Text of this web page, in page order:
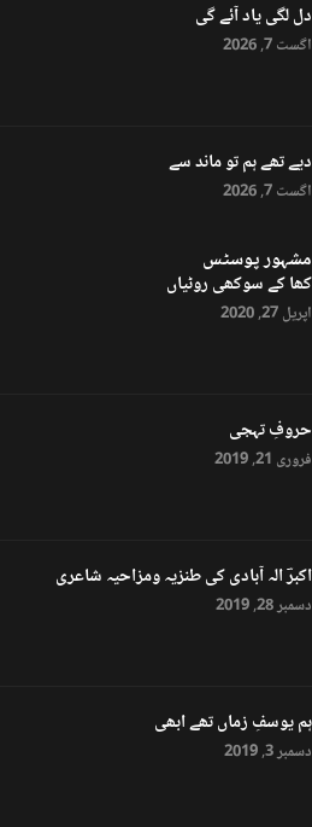
دل لگی یاد آئے گی
اگست 7, 2026
دیے تھے ہم تو ماند سے
اگست 7, 2026
مشہور پوسٹس
کھا کے سوکھی روٹیاں
اپریل 27, 2020
حروفِ تہجی
فروری 21, 2019
اکبرؔ الہ آبادی کی طنزیہ ومزاحیہ شاعری
دسمبر 28, 2019
ہم یوسفِ زماں تھے ابھی
دسمبر 3, 2019